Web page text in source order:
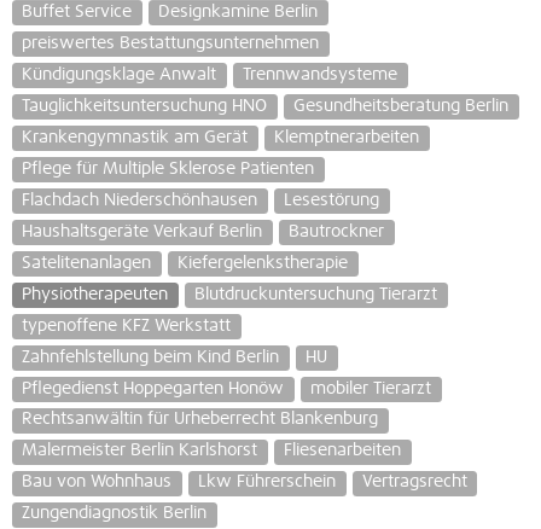
Buffet Service
Designkamine Berlin
preiswertes Bestattungsunternehmen
Kündigungsklage Anwalt
Trennwandsysteme
Tauglichkeitsuntersuchung HNO
Gesundheitsberatung Berlin
Krankengymnastik am Gerät
Klemptnerarbeiten
Pflege für Multiple Sklerose Patienten
Flachdach Niederschönhausen
Lesestörung
Haushaltsgeräte Verkauf Berlin
Bautrockner
Satelitenanlagen
Kiefergelenkstherapie
Physiotherapeuten
Blutdruckuntersuchung Tierarzt
typenoffene KFZ Werkstatt
Zahnfehlstellung beim Kind Berlin
HU
Pflegedienst Hoppegarten Honöw
mobiler Tierarzt
Rechtsanwältin für Urheberrecht Blankenburg
Malermeister Berlin Karlshorst
Fliesenarbeiten
Bau von Wohnhaus
Lkw Führerschein
Vertragsrecht
Zungendiagnostik Berlin